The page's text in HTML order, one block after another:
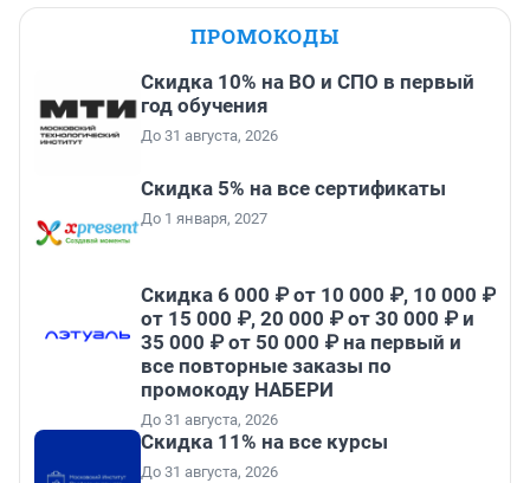
ПРОМОКОДЫ
Скидка 10% на ВО и СПО в первый
год обучения
До 31 августа, 2026
Скидка 5% на все сертификаты
До 1 января, 2027
Скидка 6 000 ₽ от 10 000 ₽, 10 000 ₽
от 15 000 ₽, 20 000 ₽ от 30 000 ₽ и
35 000 ₽ от 50 000 ₽ на первый и
все повторные заказы по
промокоду НАБЕРИ
До 31 августа, 2026
Скидка 11% на все курсы
До 31 августа, 2026